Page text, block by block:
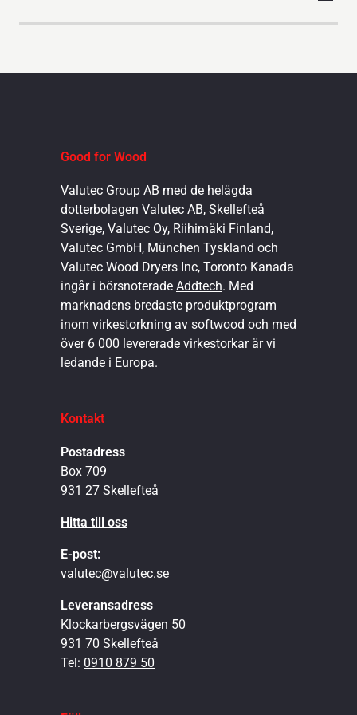
Good for Wood
Valutec Group AB med de helägda
dotterbolagen Valutec AB, Skellefteå
Sverige, Valutec Oy, Riihimäki Finland,
Valutec GmbH, München Tyskland och
Valutec Wood Dryers Inc, Toronto Kanada
ingår i börsnoterade Addtech. Med
marknadens bredaste produktprogram
inom virkestorkning av softwood och med
över 6 000 levererade virkestorkar är vi
ledande i Europa.
Kontakt
Postadress
Box 709
931 27 Skellefteå
Hitta till oss
E-post:
valutec@valutec.se
Leveransadress
Klockarbergsvägen 50
931 70 Skellefteå
Tel: 0910 879 50